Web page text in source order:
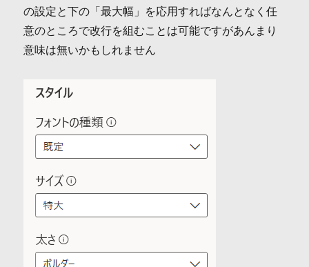
の設定と下の「最大幅」を応用すればなんとなく任
意のところで改行を組むことは可能ですがあんまり
意味は無いかもしれません